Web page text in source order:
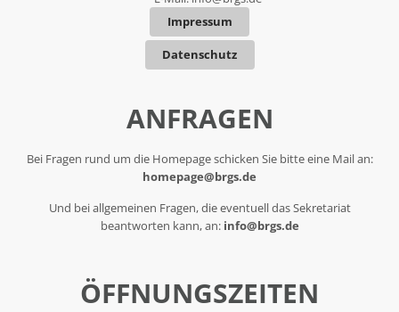
Impressum
Datenschutz
ANFRAGEN
Bei Fragen rund um die Homepage schicken Sie bitte eine Mail an:
homepage@brgs.de
Und bei allgemeinen Fragen, die eventuell das Sekretariat
beantworten kann, an: info@brgs.de
ÖFFNUNGSZEITEN